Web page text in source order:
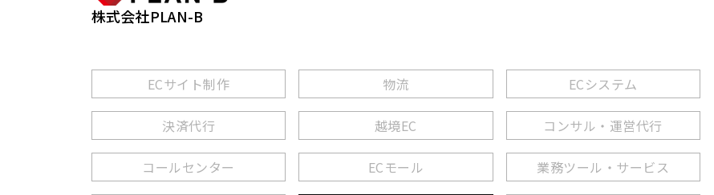
株式会社PLAN-B
ECサイト制作 物流 ECシステム
決済代行 越境EC コンサル・運営代行
コールセンター ECモール 業務ツール・サービス